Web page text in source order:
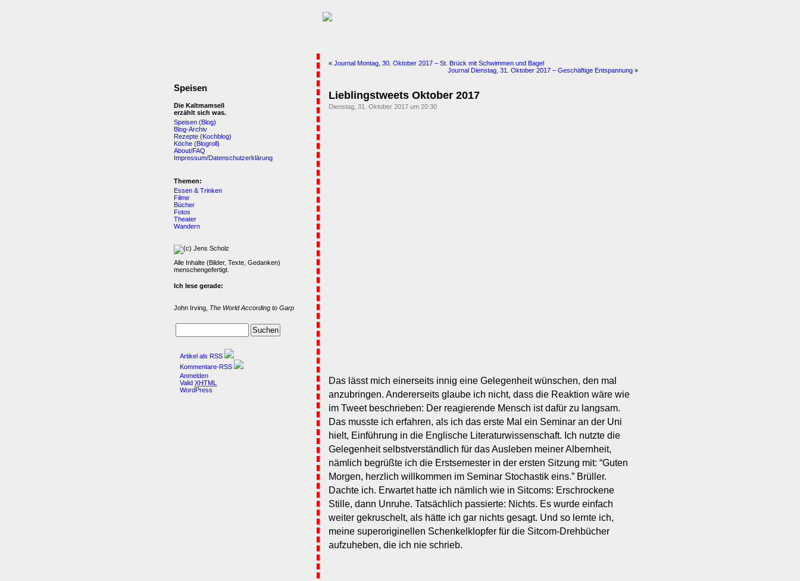
« Journal Montag, 30. Oktober 2017 – St. Brück mit Schwimmen und Bagel
Journal Dienstag, 31. Oktober 2017 – Geschäftige Entspannung »
Lieblingstweets Oktober 2017
Dienstag, 31. Oktober 2017 um 20:30
Das lässt mich einerseits innig eine Gelegenheit wünschen, den mal
anzubringen. Andererseits glaube ich nicht, dass die Reaktion wäre wie
im Tweet beschrieben: Der reagierende Mensch ist dafür zu langsam.
Das musste ich erfahren, als ich das erste Mal ein Seminar an der Uni
hielt, Einführung in die Englische Literaturwissenschaft. Ich nutzte die
Gelegenheit selbstverständlich für das Ausleben meiner Albernheit,
nämlich begrüßte ich die Erstsemester in der ersten Sitzung mit: “Guten
Morgen, herzlich willkommen im Seminar Stochastik eins.” Brüller.
Dachte ich. Erwartet hatte ich nämlich wie in Sitcoms: Erschrockene
Stille, dann Unruhe. Tatsächlich passierte: Nichts. Es wurde einfach
weiter gekruschelt, als hätte ich gar nichts gesagt. Und so lernte ich,
meine superoriginellen Schenkelklopfer für die Sitcom-Drehbücher
aufzuheben, die ich nie schrieb.
Speisen
Die Kaltmamsell
erzählt sich was.
Speisen (Blog)
Blog-Archiv
Rezepte (Kochblog)
Köche (Blogroll)
About/FAQ
Impressum/Datenschutzerklärung
Themen:
Essen & Trinken
Filme
Bücher
Fotos
Theater
Wandern
Alle Inhalte (Bilder, Texte, Gedanken)
menschengefertigt.
Ich lese gerade:
John Irving, The World According to Garp
Artikel als RSS
Kommentare-RSS
Anmelden
Valid XHTML
WordPress